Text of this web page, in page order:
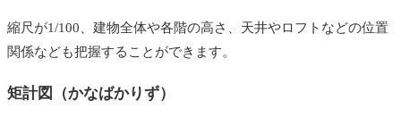
縮尺が1/100、建物全体や各階の高さ、天井やロフトなどの位置
関係なども把握することができます。
矩計図（かなばかりず）